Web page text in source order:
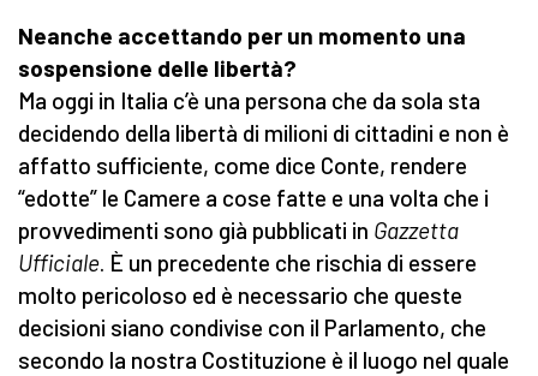
Neanche accettando per un momento una
sospensione delle libertà?
Ma oggi in Italia c’è una persona che da sola sta
decidendo della libertà di milioni di cittadini e non è
affatto sufficiente, come dice Conte, rendere
“edotte” le Camere a cose fatte e una volta che i
provvedimenti sono già pubblicati in Gazzetta
Ufficiale. È un precedente che rischia di essere
molto pericoloso ed è necessario che queste
decisioni siano condivise con il Parlamento, che
secondo la nostra Costituzione è il luogo nel quale